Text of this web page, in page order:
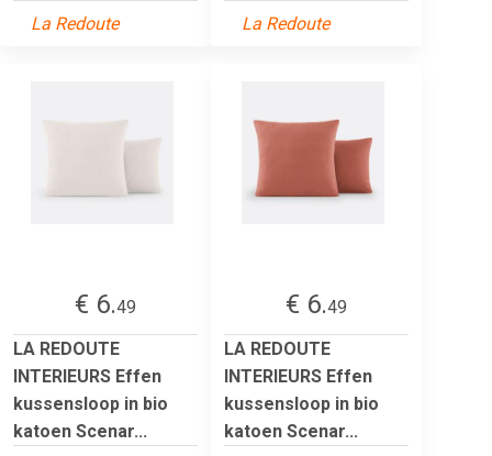
La Redoute
La Redoute
€ 6.49
LA REDOUTE
INTERIEURS Effen
kussensloop in bio
katoen Scenar...
€ 6.49
LA REDOUTE
INTERIEURS Effen
kussensloop in bio
katoen Scenar...